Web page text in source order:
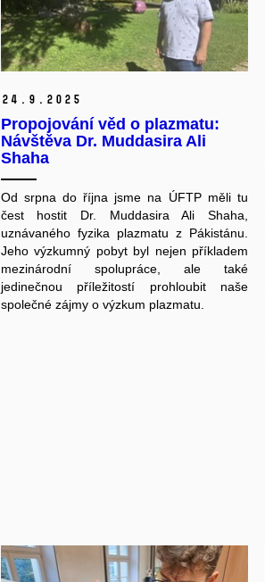
24. 9. 2025
Propojování věd o plazmatu:
Návštěva Dr. Muddasira Ali
Shaha
Od srpna do října jsme na ÚFTP měli tu
čest hostit Dr. Muddasira Ali Shaha,
uznávaného fyzika plazmatu z Pákistánu.
Jeho výzkumný pobyt byl nejen příkladem
mezinárodní spolupráce, ale také
jedinečnou příležitostí prohloubit naše
společné zájmy o výzkum plazmatu.